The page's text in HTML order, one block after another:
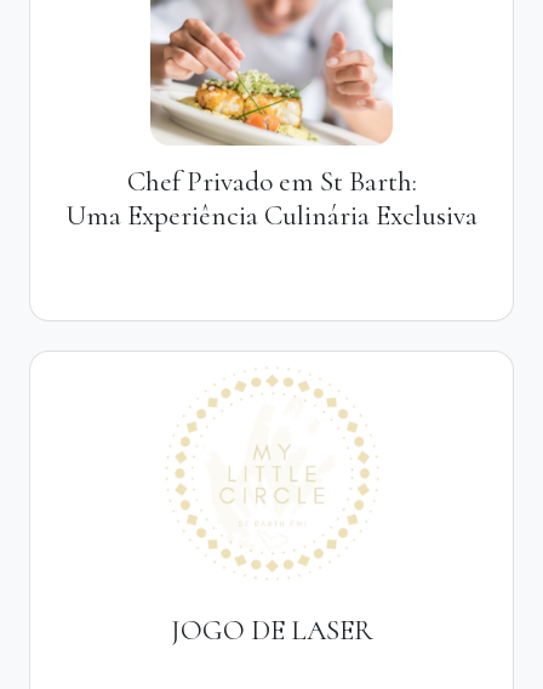
Chef Privado em St Barth:
Uma Experiência Culinária Exclusiva
JOGO DE LASER